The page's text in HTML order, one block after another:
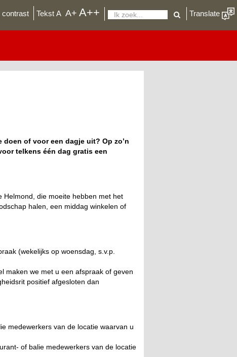
contrast
De
Tekst A A+ A++ Zoeken
Translate
of voor een dagje uit? Op zo’n
telkens één dag gratis een
Helmond, die moeite hebben met het
halen, een middag winkelen of
(wekelijks op woensdag, s.v.p.
maken we met u een afspraak of geven
positief afgesloten dan
medewerkers van de locatie waarvan u
of balie medewerkers van de locatie